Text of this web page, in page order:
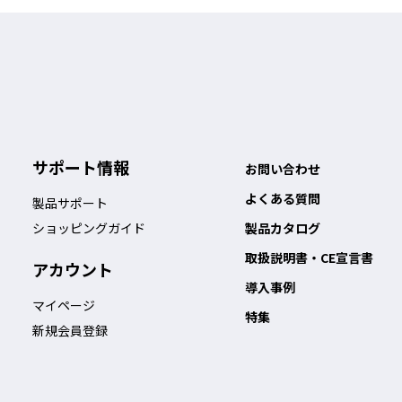
、常設フェンスとして設置
でしっかり固定してくださ
サポート情報
製品サポート
ショッピングガイド
アカウント
マイページ
新規会員登録
お問い合わせ
よくある質問
製品カタログ
取扱説明書・CE宣言書
導入事例
特集